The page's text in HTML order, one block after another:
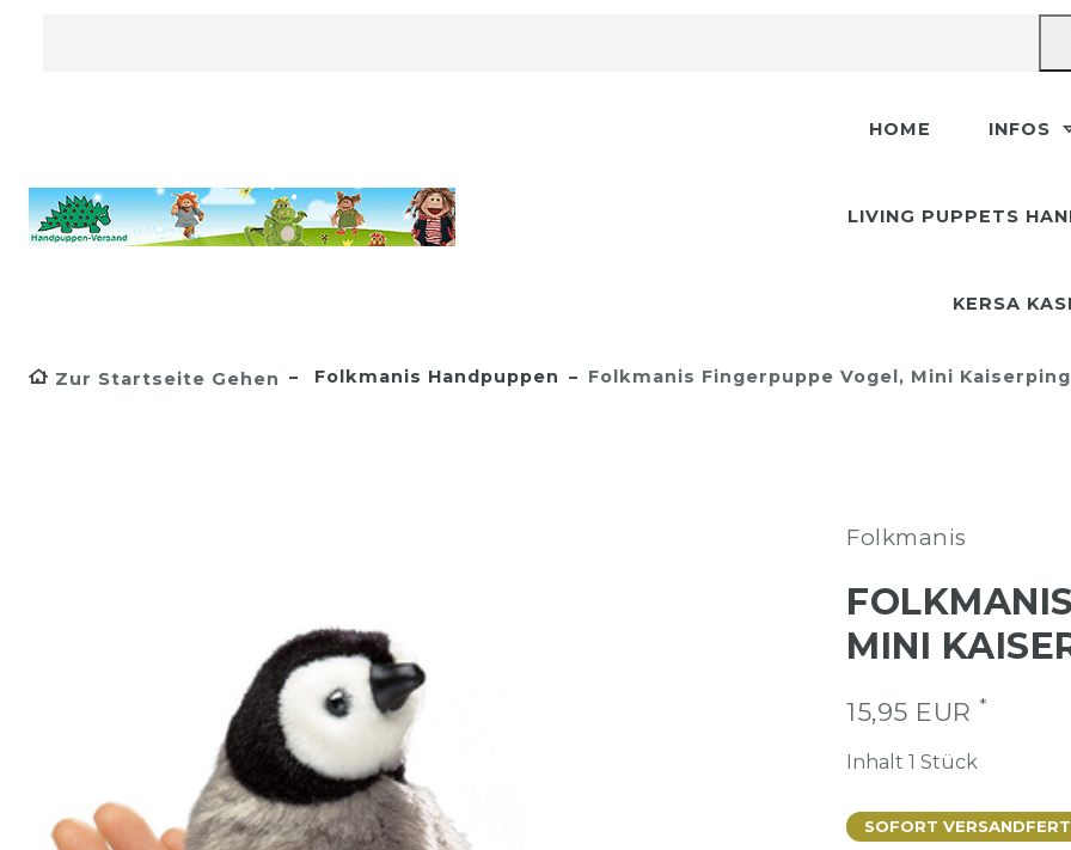
HOME INFOS
LIVING PUPPETS
KERSA
Zur Startseite Gehen Folkmanis Handpuppen Folkmanis Fingerpuppe Vogel, Mini
Folkmanis
MINI
15,95 EUR *
Inhalt 1 Stück
SOFORT